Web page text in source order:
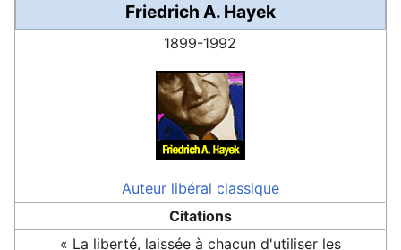
Friedrich A. Hayek
1899-1992
Auteur libéral classique
Citations
« La liberté, laissée à chacun d'utiliser les